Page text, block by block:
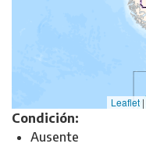
Leaflet |
Condición:
Ausente